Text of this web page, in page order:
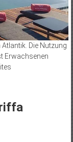
Die Nutzung
Erwachsenen